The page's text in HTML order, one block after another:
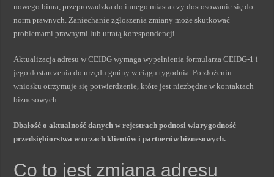
nowego biura, przeprowadzka do innego miasta czy dostosowanie się do
norm prawnych. Zaniechanie zgłoszenia zmiany może skutkować
problemami prawnymi lub utratą korespondencji.
Aktualizacja adresu w CEIDG wymaga wypełnienia formularza CEIDG-1 i
jego dostarczenia do urzędu gminy w ciągu tygodnia. Po złożeniu
wniosku otrzymuje się potwierdzenie, które jest niezbędne w kontaktach
biznesowych.
Dbałość o aktualność danych w rejestrach podnosi wiarygodność
przedsiębiorstwa w oczach klientów i partnerów biznesowych.
Co to jest zmiana adresu